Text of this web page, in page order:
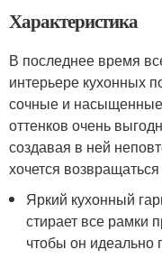
Характеристика
В последнее время
интерьере кухонных
сочные и
оттенков очень
создавая в ней
хочется
Яркий кухонный
стирает все рамки
чтобы он идеально